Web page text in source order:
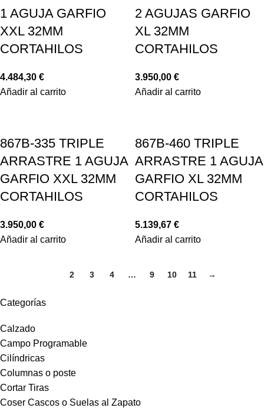
Categorías
Calzado
Campo Programable
Cilíndricas
Columnas o poste
Cortar Tiras
Coser Cascos o Suelas al Zapato
1 AGUJA GARFIO
XXL 32MM
CORTAHILOS
4.484,30 €
Añadir al carrito
2 AGUJAS GARFIO
XL 32MM
CORTAHILOS
3.950,00 €
Añadir al carrito
867B-335 TRIPLE
ARRASTRE 1 AGUJA
GARFIO XXL 32MM
CORTAHILOS
3.950,00 €
Añadir al carrito
867B-460 TRIPLE
ARRASTRE 1 AGUJA
GARFIO XL 32MM
CORTAHILOS
5.139,67 €
Añadir al carrito
2 3 4 … 9 10 11 →